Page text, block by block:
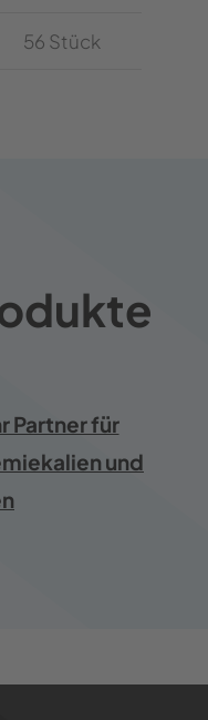
56 Stück
Partner für
und